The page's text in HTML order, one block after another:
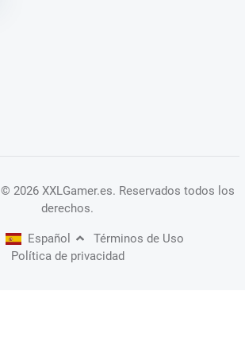
© 2026 XXLGamer.es. Reservados todos los
derechos.
Español
Términos de Uso
Política de privacidad